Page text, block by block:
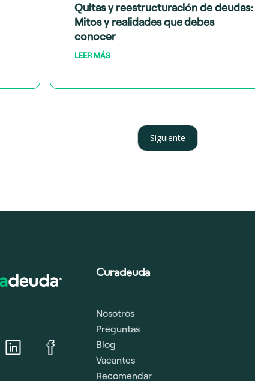
Quitas y reestructuración de deudas:
Mitos y realidades que debes
conocer
LEER MÁS
Siguiente
Curadeuda
Nosotros
Preguntas
Blog
Vacantes
Recomendar